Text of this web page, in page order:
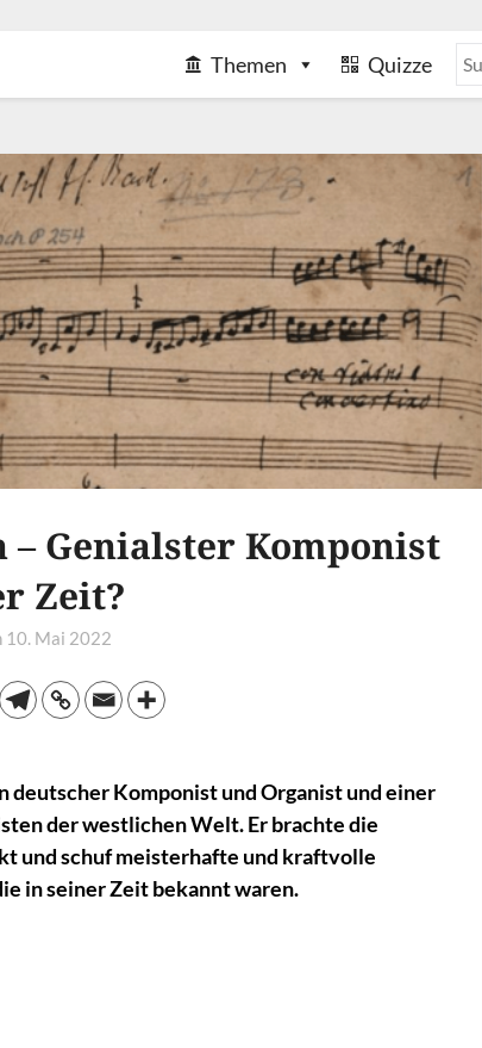
Themen Quizze
– Genialster Komponist
Zeit?
10. Mai 2022
deutscher Komponist und Organist und einer
der westlichen Welt. Er brachte die
und schuf meisterhafte und kraftvolle
in seiner Zeit bekannt waren.